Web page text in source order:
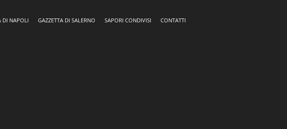
DI NAPOLI GAZZETTA DI SALERNO SAPORI CONDIVISI
CONTATTI